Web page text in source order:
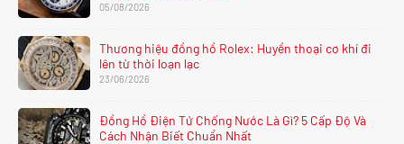
05/08/2026
Thương hiệu đồng hồ Rolex: Huyền thoại cơ khí đi
lên từ thời loạn lạc
23/06/2026
Đồng Hồ Điện Tử Chống Nước Là Gì? 5 Cấp Độ Và
Cách Nhận Biết Chuẩn Nhất